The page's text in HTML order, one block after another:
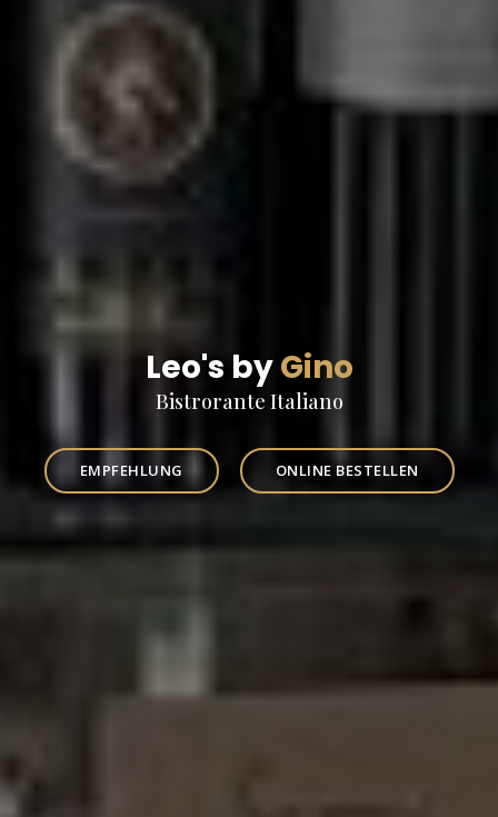
Leo's byGino
Bistrorante Italiano
EMPFEHLUNG ONLINE BESTELLEN